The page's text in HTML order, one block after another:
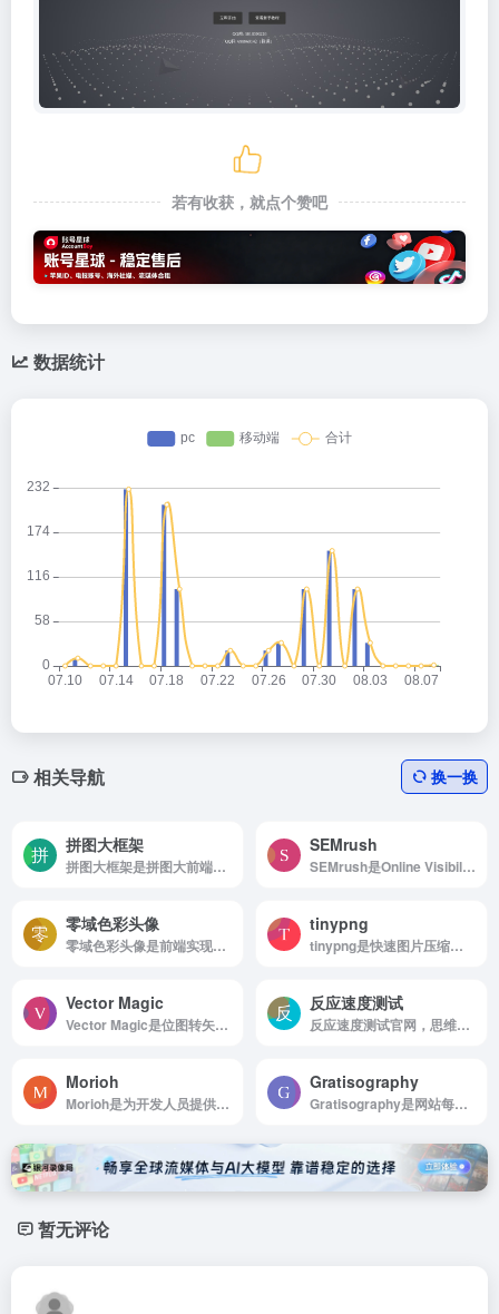
若有收获，就点个赞吧
数据统计
相关导航 换一换
拼图大框架
拼图大框架是拼图大前端框架是HTML5、CSS3、JS前端技术知识、前端框架、前端...
SEMrush
SEMrush是Online Visibility Managemen...
零域色彩头像
零域色彩头像是前端实现的在线矢量风格头像生成器
tinypng
tinypng是快速图片压缩工具
Vector Magic
Vector Magic是位图转矢量工具
反应速度测试
反应速度测试官网，思维反应敏捷度在线训练测试工具:在线反应速度测试工具，思维敏捷度测试，身体反应能力训练工具，反应速度是指人体对各种信号刺激（声，光，触等）快速应答的能力
Morioh
Morioh是为开发人员提供的社交网络
Gratisography
Gratisography是网站每周都会上传新的免费高清大图，适合个人与商用
暂无评论